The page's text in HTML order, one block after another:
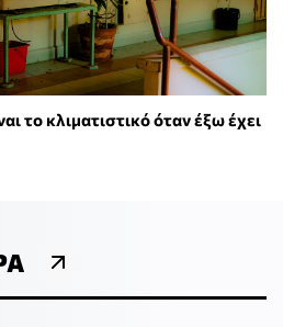
το κλιματιστικό όταν έξω έχει